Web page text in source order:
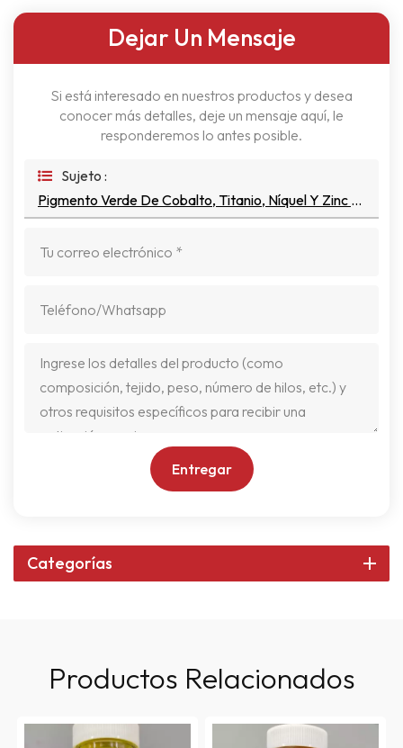
Dejar Un Mensaje
Si está interesado en nuestros productos y desea
conocer más detalles, deje un mensaje aquí, le
responderemos lo antes posible.
Sujeto :
Pigmento Verde De Cobalto, Titanio, Níquel Y Zinc 50 CAS 68186-85-6
Entregar
Categorías
Productos Relacionados